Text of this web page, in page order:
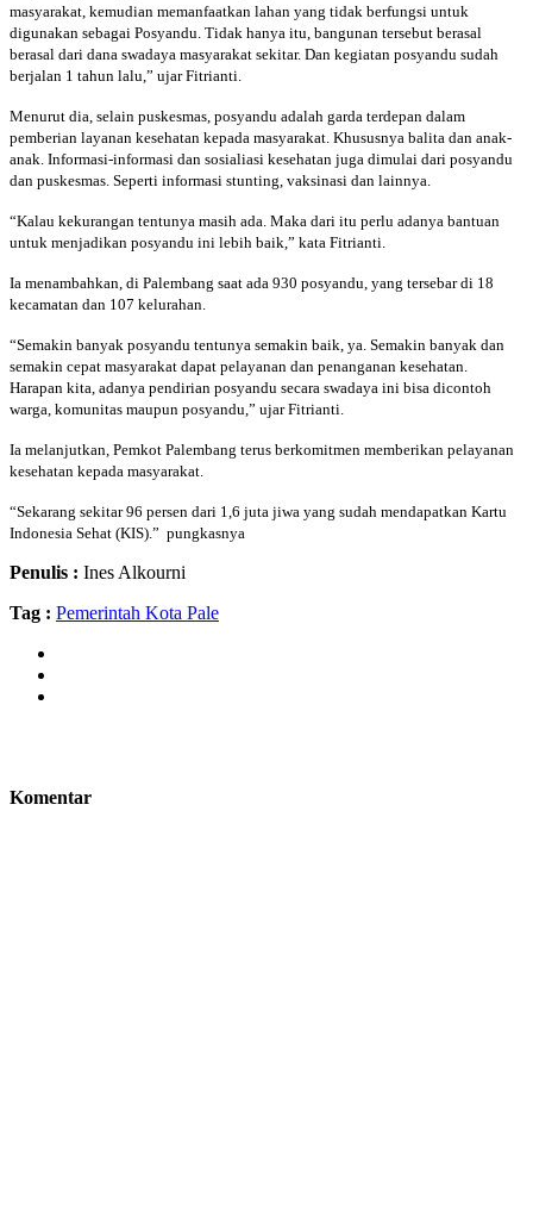
masyarakat, kemudian memanfaatkan lahan yang tidak berfungsi untuk
digunakan sebagai Posyandu. Tidak hanya itu, bangunan tersebut berasal
berasal dari dana swadaya masyarakat sekitar. Dan kegiatan posyandu sudah
berjalan 1 tahun lalu,” ujar Fitrianti.
Menurut dia, selain puskesmas, posyandu adalah garda terdepan dalam
pemberian layanan kesehatan kepada masyarakat. Khususnya balita dan anak-
anak. Informasi-informasi dan sosialiasi kesehatan juga dimulai dari posyandu
dan puskesmas. Seperti informasi stunting, vaksinasi dan lainnya.
“Kalau kekurangan tentunya masih ada. Maka dari itu perlu adanya bantuan
untuk menjadikan posyandu ini lebih baik,” kata Fitrianti.
Ia menambahkan, di Palembang saat ada 930 posyandu, yang tersebar di 18
kecamatan dan 107 kelurahan.
“Semakin banyak posyandu tentunya semakin baik, ya. Semakin banyak dan
semakin cepat masyarakat dapat pelayanan dan penanganan kesehatan.
Harapan kita, adanya pendirian posyandu secara swadaya ini bisa dicontoh
warga, komunitas maupun posyandu,” ujar Fitrianti.
Ia melanjutkan, Pemkot Palembang terus berkomitmen memberikan pelayanan
kesehatan kepada masyarakat.
“Sekarang sekitar 96 persen dari 1,6 juta jiwa yang sudah mendapatkan Kartu
Indonesia Sehat (KIS).” pungkasnya
Penulis : Ines Alkourni
Tag : Pemerintah Kota Pale
Komentar